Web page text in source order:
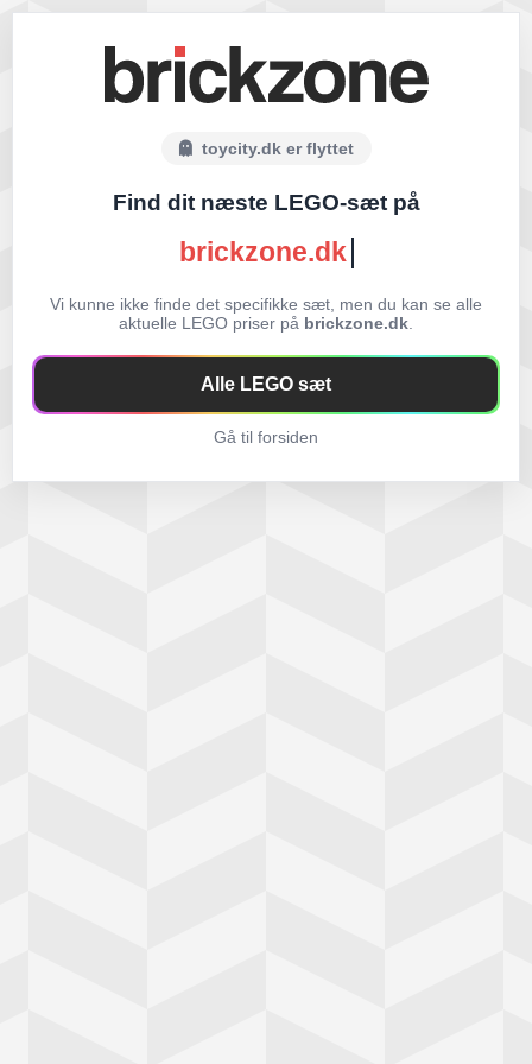
toycity.dk er flyttet
Find dit næste LEGO-sæt på
brickzone.dk
Vi kunne ikke finde det specifikke sæt, men du kan se alle
aktuelle LEGO priser på brickzone.dk
Alle LEGO sæt
Gå til forsiden